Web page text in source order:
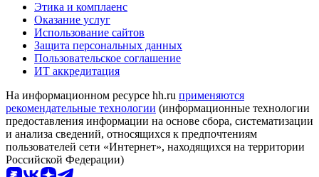
Этика и комплаенс
Оказание услуг
Использование сайтов
Защита персональных данных
Пользовательское соглашение
ИТ аккредитация
На информационном ресурсе hh.ru применяются
рекомендательные технологии (информационные технологии
предоставления информации на основе сбора, систематизации
и анализа сведений, относящихся к предпочтениям
пользователей сети «Интернет», находящихся на территории
Российской Федерации)